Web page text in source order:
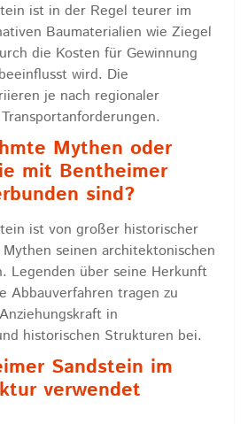
ist in der Regel teurer im
Baumaterialien wie Ziegel
die Kosten für Gewinnung
wird. Die
je nach regionaler
Mythen oder
mit Bentheimer
sind?
ist von großer historischer
seinen architektonischen
Legenden über seine Herkunft
Abbauverfahren tragen zu
in
historischen Strukturen bei.
Sandstein im
verwendet